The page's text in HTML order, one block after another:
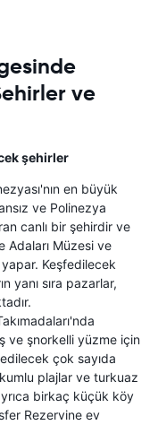
ve
şehirler
en büyük
ve Polinezya
canlı bir şehirdir ve
Adaları Müzesi ve
Keşfedilecek
yanı sıra pazarlar,
ve şnorkelli yüzme için
çok sayıda
plajlar ve turkuaz
birkaç küçük köy
Rezervine ev